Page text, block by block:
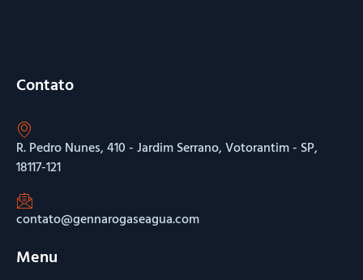
Contato
R. Pedro Nunes, 410 - Jardim Serrano, Votorantim - SP,
18117-121
contato@gennarogaseagua.com
Menu